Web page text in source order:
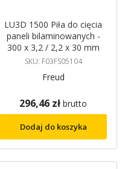
LU3D 1500 Piła do cięcia
paneli bilaminowanych -
300 x 3,2 / 2,2 x 30 mm
Z96 TCG Freud
SKU: F03FS05104
Freud
296,46 zł brutto
Dodaj do koszyka